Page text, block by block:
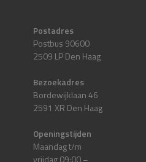
Postadres
Postbus 90600
2509 LP Den Haag
Bezoekadres
Bordewijklaan 46
2591 XR Den Haag
Openingstijden
Maandag t/m
vrijdag 09:00 –